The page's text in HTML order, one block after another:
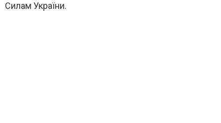
Силам України.